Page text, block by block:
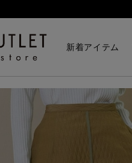
新着アイテム